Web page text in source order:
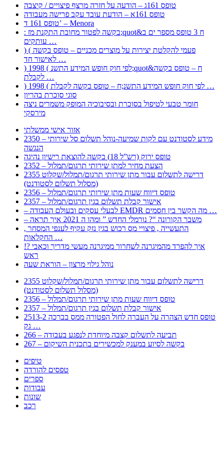
טופס 161ג – הודעה על חזרה מרצף פיצויים / קיצבה
טופס 161א – הודעת עובד עקב פרישה מעבודה
טופס 161 ד’ – Menora
: בקשה לפטור מחובת התקנת מז;quot&ח 3 טופס מספר ים ב
עותקים …
) ( פעמי להקלטת יצירות על מוצרים מכניים – טופס בקשה
לאישור חד …
) 1998 ( לפי חוק חופש המידע התשנ;quot&ח – טופס בקשה
לקבלת …
) 1998 ( לפי חוק חופש המידע התשנ;ח – טופס בקשה לקבלת …
סוגי סוכרת בהריון
חומר טבעי לטיפול בסוכרת ובסיבוכיה המופק משמרים ניצה
מירסקי
אזור אישי ממשלתי
2350 – מידע לסטודנט עם לקות שמיעה-נוהל תשלום סל שירותי
הנגשה
טופס ירוק (רש”ל 18) בקשה להוצאת רישיון נהיגה
2352 – הצעת מחיר למתן שירותי תרגום/תמלול
2355 דרישה לתשלום עבור מתן שירותי תרגום/תמלול/שקלוט
(מסלול תשלום לסטודנט)
2356 – טופס דיווח שעות מתן שירותי תרגום/תמלול
2357 – אישור קבלת תשלום בגין תרגום/תמלול
– לבעלי עסקים ובעולם העבודה EMDR מה הקשר בין חסמים …
– משבר הקורונה “? נורמלי החדש ” ומהו ה 2021 איך תראה
, התעשייה , פיצויי מס רכוש בגין נזק עקיף לענפי המסחר
החקלאות …
!? איך להפרד מהמיגרנה לשחרור ממיגרנה מעשי מדריך וכאבי
ראש
נוהל גילוי מרצון – הוראת שעה
2355 דרישה לתשלום עבור מתן שירותי תרגום/תמלול/שקלוט
(מסלול תשלום לסטודנט)
2356 – טופס דיווח שעות מתן שירותי תרגום/תמלול
2357 – אישור קבלת תשלום בגין תרגום/תמלול
2513-2 טופס חדש הצהרה על העברה לחול הפטורה ממס בברכה
גק …
266 – תביעה לתשלום קצבה מיוחדת לנפגע בעבודה
267 – בקשה לסיוע במענק למכשירים בתכנית השיקום
טיפים
טפסים להורדה
ספרים
עבודות
שונות
רכב